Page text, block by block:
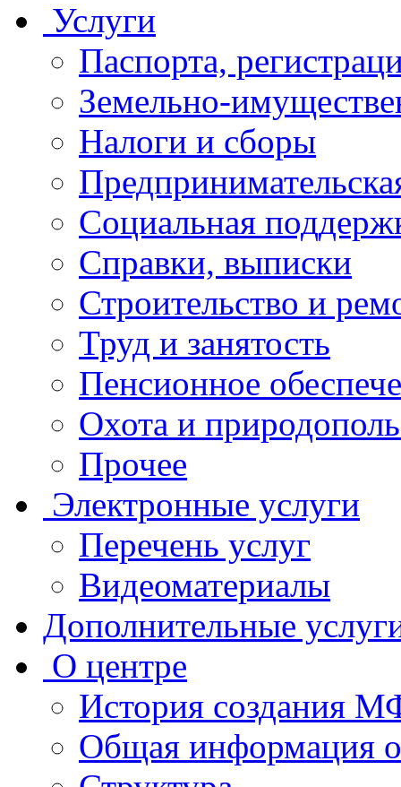
Услуги
Паспорта,
Земельно-
Налоги и сборы
Социальная
Справки, выписки
Строительство и
Труд и занятость
Пенсионное
Охота и
Прочее
Электронные услуги
Перечень услуг
Видеоматериалы
Дополнительные
О центре
История создания
Общая